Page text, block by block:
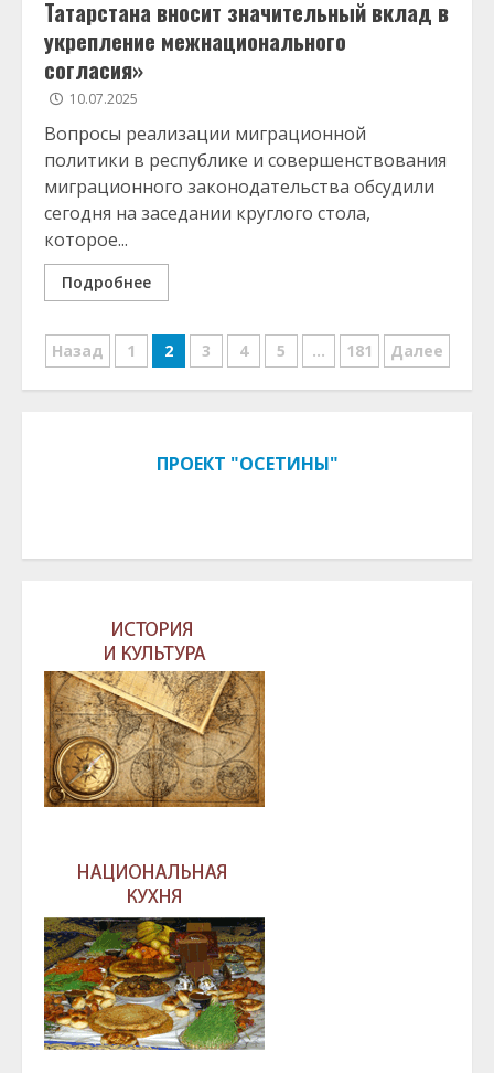
Татарстана вносит значительный вклад в
укрепление межнационального
согласия»
10.07.2025
Вопросы реализации миграционной
политики в республике и совершенствования
миграционного законодательства обсудили
сегодня на заседании круглого стола,
которое...
Подробнее
Навигация
по
Назад 1 2 3 4 5 … 181 Далее
ПРОЕКТ "ОСЕТИНЫ"